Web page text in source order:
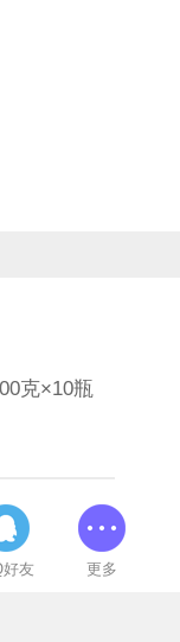
克×10瓶
好友 更多